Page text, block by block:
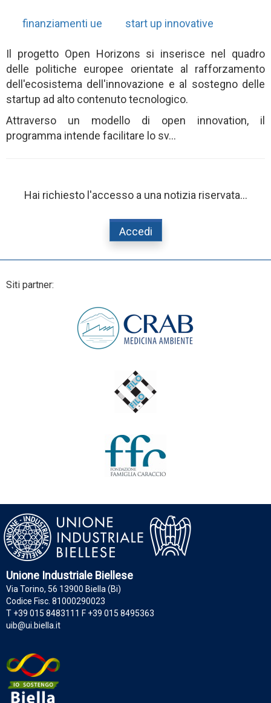
finanziamenti ue start up innovative
Il progetto Open Horizons si inserisce nel quadro
delle politiche europee orientate al rafforzamento
dell'ecosistema dell'innovazione e al sostegno delle
startup ad alto contenuto tecnologico.
Attraverso un modello di open innovation, il
programma intende facilitare lo sv...
Hai richiesto l'accesso a una notizia riservata...
Accedi
Siti partner:
Unione Industriale Biellese
Via Torino, 56 13900 Biella (Bi)
Codice Fisc. 81000290023
T +39 015 8483111 F +39 015 8495363
uib@ui.biella.it